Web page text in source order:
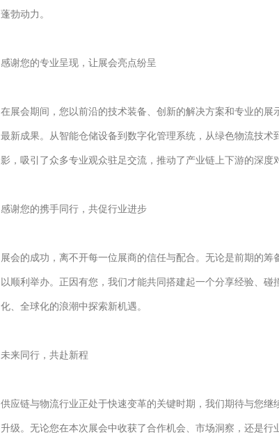
蓬勃动力。
感谢您的专业呈现，让展会亮点纷呈
在展会期间，您以前沿的技术装备、创新的解决方案和专业的
最新成果。从智能仓储设备到数字化管理系统，从绿色物流技
影，吸引了众多专业观众驻足交流，推动了产业链上下游的深度
感谢您的携手同行，共促行业进步
展会的成功，离不开每一位展商的信任与配合。无论是前期的
以顺利举办。正因有您，我们才能共同搭建起一个分享经验、
化、全球化的浪潮中探索新机遇。
未来同行，共赴新程
供应链与物流行业正处于快速变革的关键时期，我们期待与您
升级。无论您在本次展会中收获了合作机会、市场洞察，还是行